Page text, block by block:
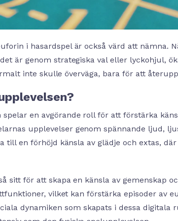
i hasardspel är också värd att nämna.
är genom strategiska val eller lyckohjul,
inte skulle överväga, bara för att
en avgörande roll för att förstärka
upplevelser genom spännande ljud,
till en förhöjd känsla av glädje och extas,
sitt för att skapa en känsla av gemenskap
vilket kan förstärka episoder av
dynamiken som skapats i dessa digitala